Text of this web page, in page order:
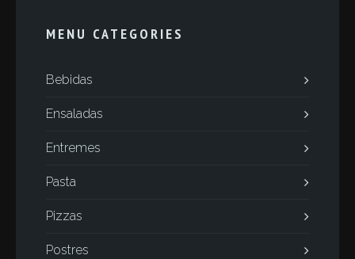
MENU CATEGORIES
Bebidas
Ensaladas
Entremes
Pasta
Pizzas
Postres